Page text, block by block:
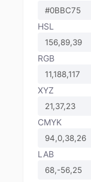
HSL
RGB
XYZ
CMYK
LAB